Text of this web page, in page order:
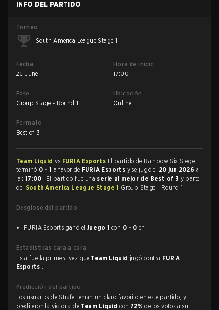
INFO DEL PARTIDO
Torneo
South America League Stage 1
Fecha
20 June
Hora de inicio
17:00
Fase
Group Stage - Round 1
Ubicación
Online
Formato
Best of 3
Team Liquid vs FURIA Esports El partido de Rainbow Six Siege
terminó 0 - 1 a favor de FURIA Esports y se jugó el 20 jun 2026 a
las 17:00 . El partido fue una serie al mejor de Best of 3 y parte
del South America League Stage 1 Group Stage - Round 1.
Desglose del partido
FURIA Esports ganó el Juego 1 con 0 - 0 en
Estadísticas cara a cara
Esta fue la primera vez que Team Liquid jugó contra FURIA
Esports .
Predicción del partido
Los usuarios de Strafe tenían un claro favorito en este partido, y
predijeron la victoria de Team Liquidcon 72%de los votos a su